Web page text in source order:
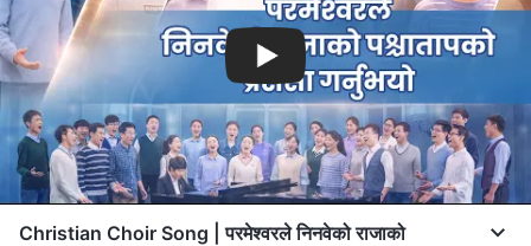
Christian Choir Song | परमेश्‍वरले निनवेको राजाको